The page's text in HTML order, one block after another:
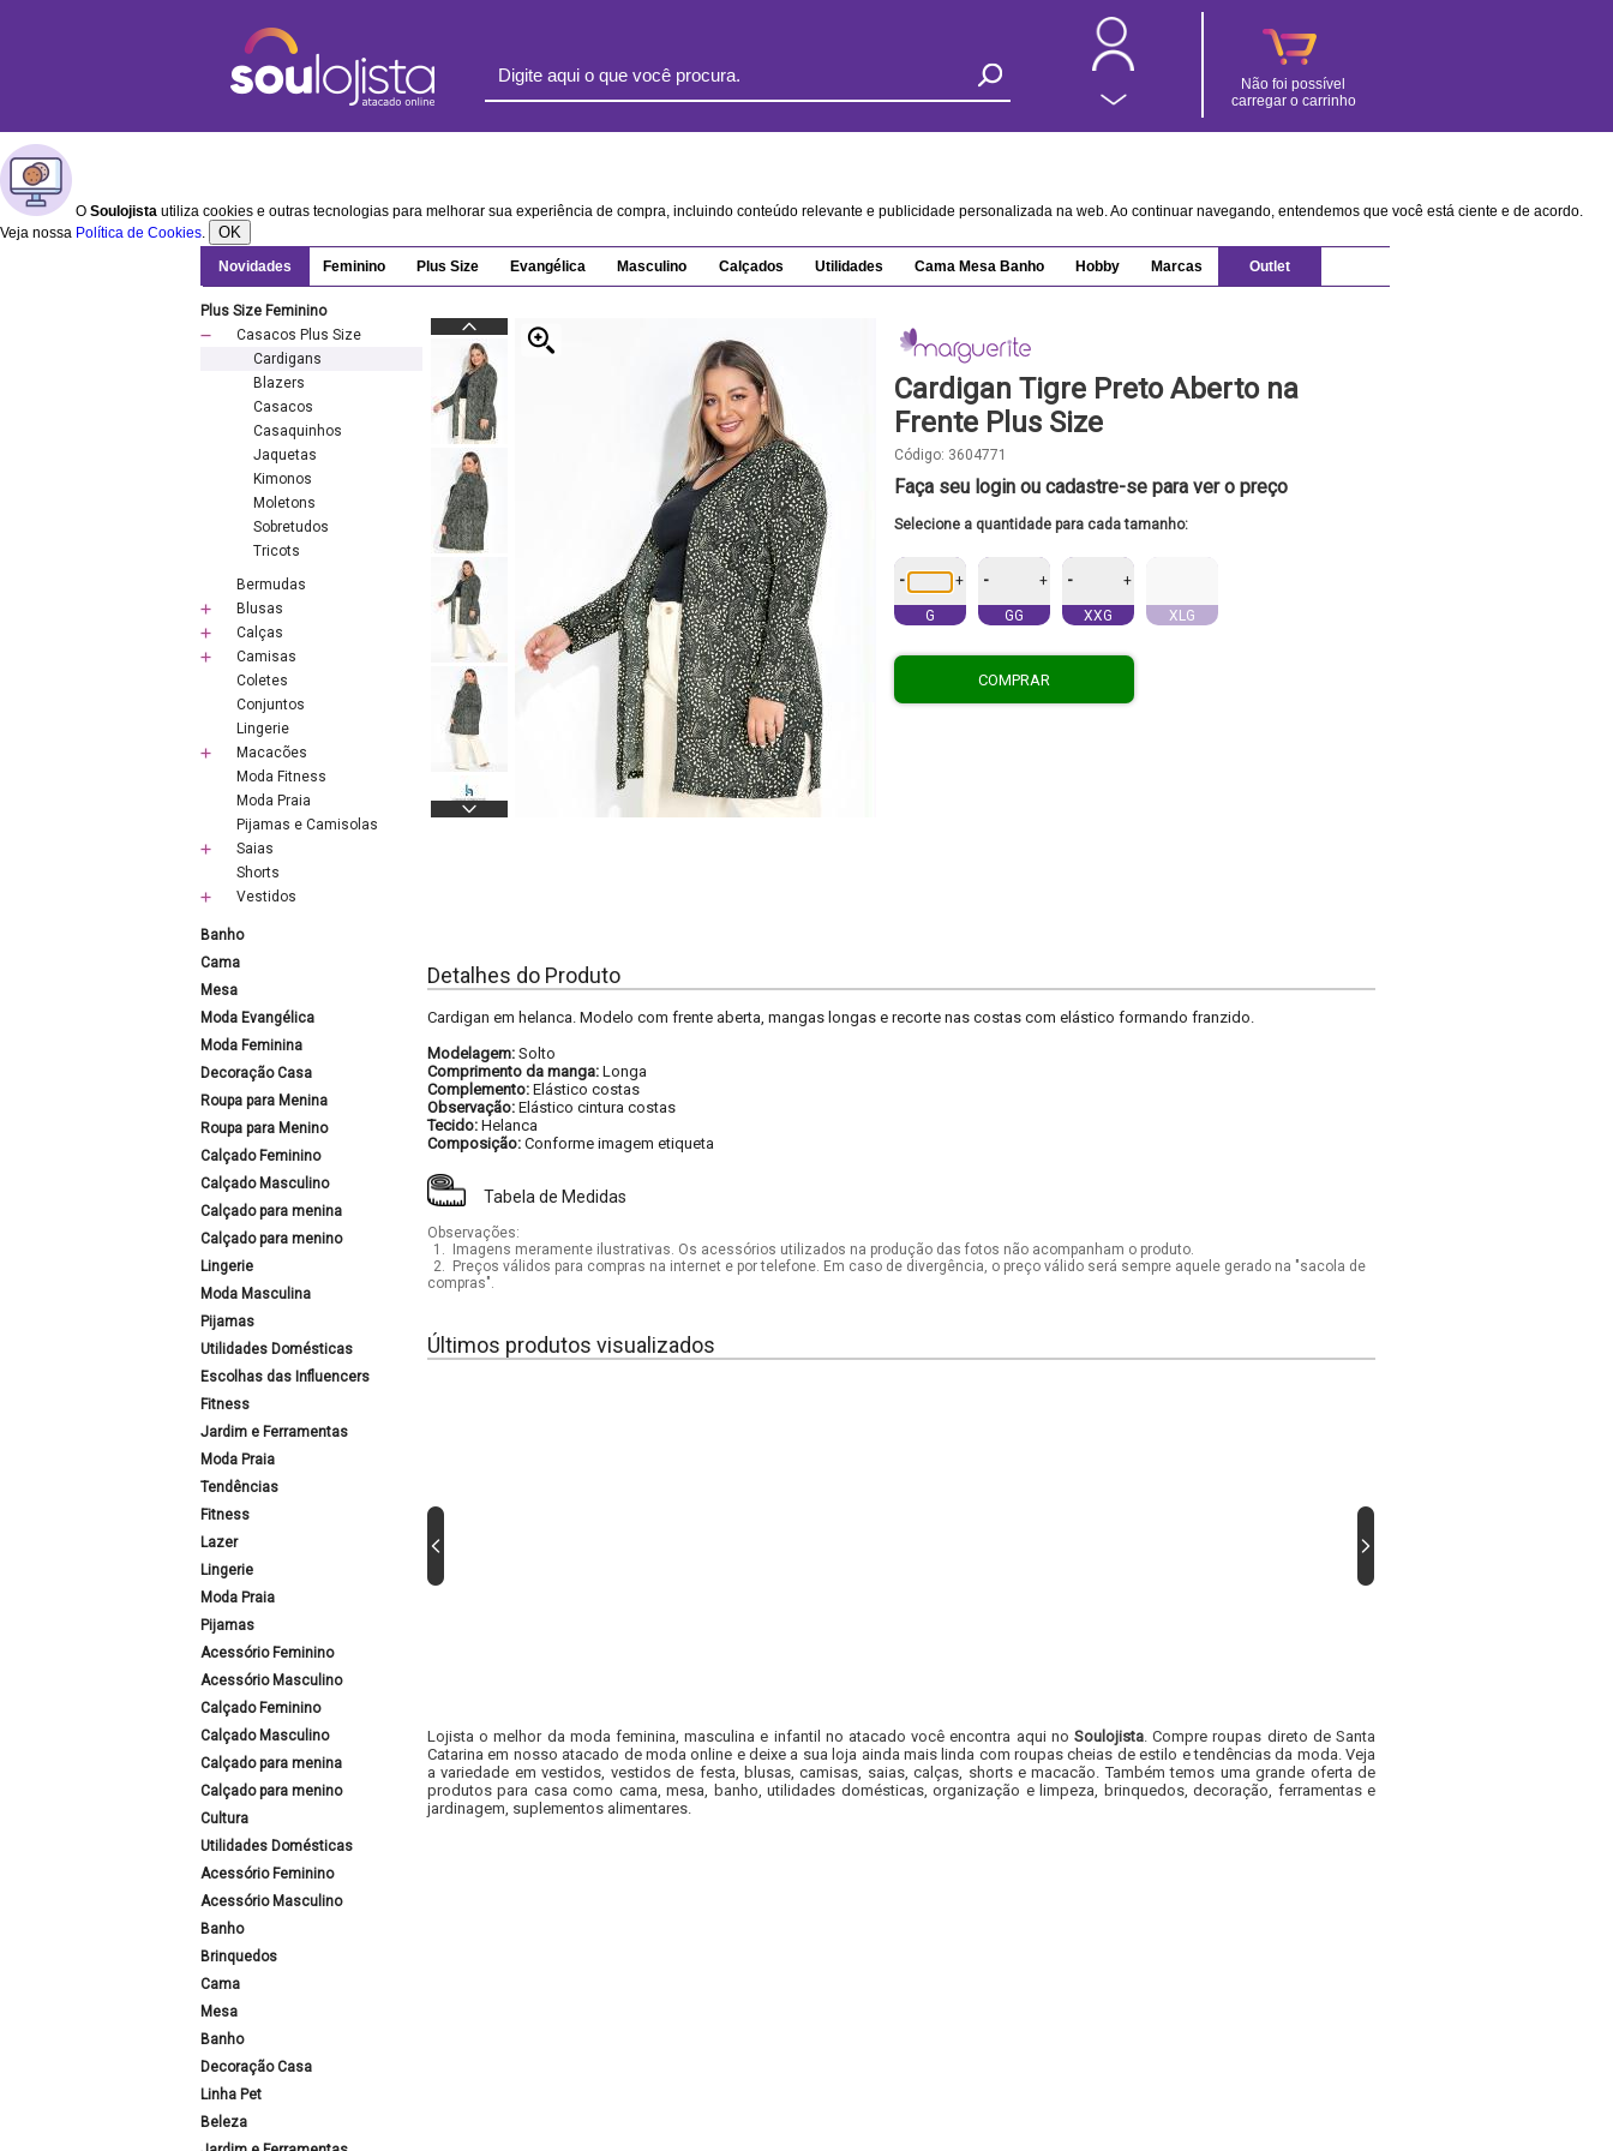
Não foi possível
carregar o carrinho
O Soulojista utiliza cookies e outras tecnologias para melhorar sua experiência de compra, incluindo conteúdo relevante e publicidade personalizada na web. Ao continuar navegando, entendemos que você está ciente e de acordo.
Veja nossa Política de Cookies. OK
Novidades Feminino Plus Size Evangélica Masculino Calçados Utilidades Cama Mesa Banho Hobby Marcas Outlet
Plus Size Feminino
Casacos Plus Size
Cardigans
Blazers
Casacos
Casaquinhos
Jaquetas
Kimonos
Moletons
Sobretudos
Tricots
Bermudas
Blusas
Calças
Camisas
Coletes
Conjuntos
Lingerie
Macacões
Moda Fitness
Moda Praia
Pijamas e Camisolas
Saias
Shorts
Vestidos
Banho
Cama
Mesa
Moda Evangélica
Moda Feminina
Decoração Casa
Roupa para Menina
Roupa para Menino
Calçado Feminino
Calçado Masculino
Calçado para menina
Calçado para menino
Lingerie
Moda Masculina
Pijamas
Utilidades Domésticas
Escolhas das Influencers
Fitness
Jardim e Ferramentas
Moda Praia
Tendências
Fitness
Lazer
Lingerie
Moda Praia
Pijamas
Acessório Feminino
Acessório Masculino
Calçado Feminino
Calçado Masculino
Calçado para menina
Calçado para menino
Cultura
Utilidades Domésticas
Acessório Feminino
Acessório Masculino
Banho
Brinquedos
Cama
Mesa
Banho
Decoração Casa
Linha Pet
Beleza
Cardigan Tigre Preto Aberto na
Frente Plus Size
Código: 3604771
Faça seu login ou cadastre-se para ver o preço
Selecione a quantidade para cada tamanho:
- +
G
- +
GG
- +
XXG XLG
COMPRAR
Detalhes do Produto
Cardigan em helanca. Modelo com frente aberta, mangas longas e recorte nas costas com elástico formando franzido.
Modelagem: Solto
Comprimento da manga: Longa
Complemento: Elástico costas
Observação: Elástico cintura costas
Tecido: Helanca
Composição: Conforme imagem etiqueta
Tabela de Medidas
Observações:
1.
Imagens meramente ilustrativas. Os acessórios utilizados na produção das fotos não acompanham o produto.
2.
Preços válidos para compras na internet e por telefone. Em caso de divergência, o preço válido será sempre aquele gerado na "sacola de
compras".
Últimos produtos visualizados
Lojista o melhor da moda feminina, masculina e infantil no atacado você encontra aqui no Soulojista. Compre roupas direto de Santa
Catarina em nosso atacado de moda online e deixe a sua loja ainda mais linda com roupas cheias de estilo e tendências da moda. Veja
a variedade em vestidos, vestidos de festa, blusas, camisas, saias, calças, shorts e macacão. Também temos uma grande oferta de
produtos para casa como cama, mesa, banho, utilidades domésticas, organização e limpeza, brinquedos, decoração, ferramentas e
jardinagem, suplementos alimentares.